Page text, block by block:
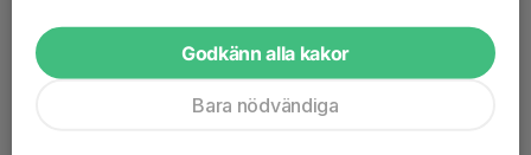
Godkänn alla kakor
Bara nödvändiga